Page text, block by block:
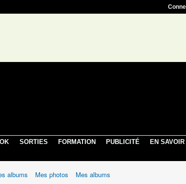
SORTIES FORMATION PUBLICITÉ
EN SAVOIR
albums Mes photos Mes albums